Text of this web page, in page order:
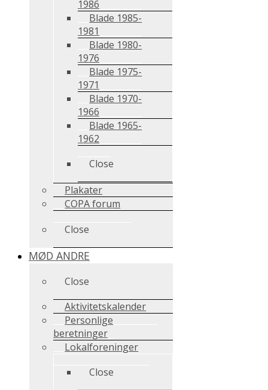
1986
Blade 1985-
1981
Blade 1980-
1976
Blade 1975-
1971
Blade 1970-
1966
Blade 1965-
1962
Close
Plakater
COPA forum
Close
MØD ANDRE
Close
Aktivitetskalender
Personlige
beretninger
Lokalforeninger
Close